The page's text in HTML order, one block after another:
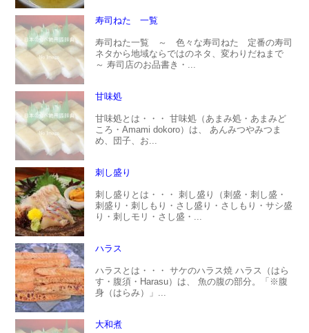
寿司ねた 一覧
寿司ねた一覧 ～ 色々な寿司ねた 定番の寿司
ネタから地域ならではのネタ、変わりだねまで
～ 寿司店のお品書き・...
甘味処
甘味処とは・・・ 甘味処（あまみ処・あまみど
ころ・Amami dokoro）は、 あんみつやみつま
め、団子、お...
刺し盛り
刺し盛りとは・・・ 刺し盛り（刺盛・刺し盛・
刺盛り・刺しもり・さし盛り・さしもり・サシ盛
り・刺しモリ・さし盛・...
ハラス
ハラスとは・・・ サケのハラス焼 ハラス（はら
す・腹須・Harasu）は、 魚の腹の部分。「※腹
身（はらみ）」...
大和煮